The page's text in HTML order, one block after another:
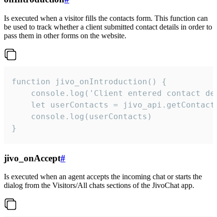
Is executed when a visitor fills the contacts form. This function can
be used to track whether a client submitted contact details in order to
pass them in other forms on the website.
function jivo_onIntroduction() {
console.log('Client entered contact
let userContacts =
    console.log(userContacts)
}
jivo_onAccept#
Is executed when an agent accepts the incoming chat or starts the
dialog from the Visitors/All chats sections of the JivoChat app.